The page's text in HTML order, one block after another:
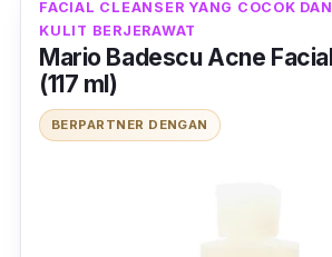
FACIAL CLEANSER YANG COCOK
KULIT BERJERAWAT
Mario Badescu Acne
(117 ml)
BERPARTNER DENGAN